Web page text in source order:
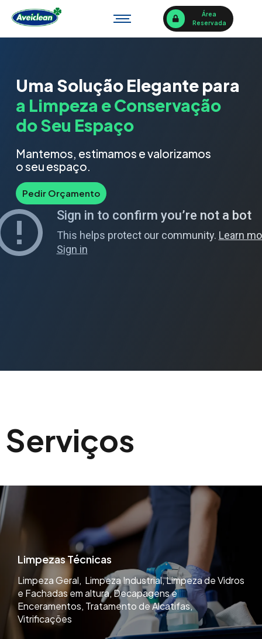
Área
Reservada
Uma Solução Elegante para
a Limpeza e Conservação
do Seu Espaço
Mantemos, estimamos e valorizamos
o seu espaço.
Pedir Orçamento
Serviços
Limpezas Técnicas
Limpeza Geral, Limpeza Industrial, Limpeza de Vidros
e Fachadas em altura, Decapagens e
Enceramentos, Tratamento de Alcatifas,
Vitrificações